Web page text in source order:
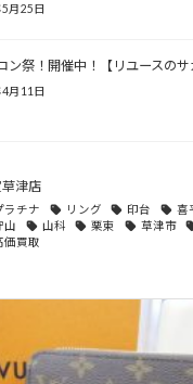
月25日
ン祭！開催中！【リユースのサ
月11日
津店
ラチナ リング 印台 喜
山
山科 栗東 草津市
価買取